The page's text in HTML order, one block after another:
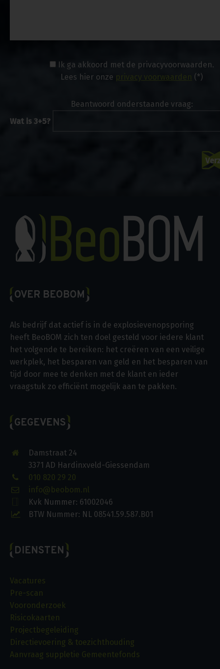
Ik ga akkoord met de privacyvoorwaarden.
Lees hier onze
privacy voorwaarden (*)
Beantwoord onderstaande vraag:
Wat is 3+5?
OVER BEOBOM
Als bedrijf dat actief is in de explosievenopsporing
heeft BeoBOM zich ten doel gesteld voor iedere klant
het volgende te bereiken: het creëren van een veilige
werkplek, het besparen van geld en het besparen van
tijd door mee te denken met de klant en ieder
vraagstuk zo efficiënt mogelijk aan te pakken.
GEGEVENS
Damstraat 24
3371 AD Hardinxveld-Giessendam
010 820 29 20
info@beobom.nl
Kvk Nummer: 61002046
BTW Nummer: NL 08541.59.587.B01
DIENSTEN
Vacatures
Pre-scan
Vooronderzoek
Risicokaarten
Projectbegeleiding
Directievoering & toezichthouding
Aanvraag suppletie Gemeentefonds